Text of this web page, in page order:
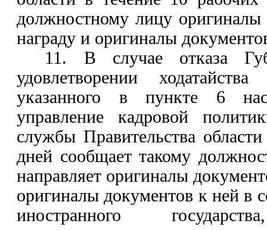
должностному лицу
награду и оригиналы
11. В случае отказа
удовлетворении
указанного в пункте 6
управление кадровой
службы Правительства
дней сообщает такому
направляет оригиналы
оригиналы документов к ней в
иностранного